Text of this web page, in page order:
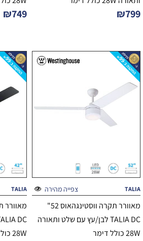
₪799
₪749
צפייה מהירה TALIA
מאוורר תקרה ווסטינגהאוס 52"
TALIA DC לבן/עץ עם שלט ותאורה
28W כולל דימר
TALIA
28W כולל דימר